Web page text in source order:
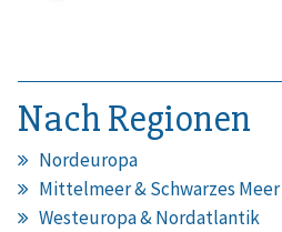
Nach Regionen
Nordeuropa
Mittelmeer & Schwarzes Meer
Westeuropa & Nordatlantik